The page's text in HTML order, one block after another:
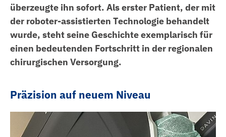
Magen und Darm
Nervensystem und Gehirn
Niere, Blase, Prostata
Schwangerschaft und Geburt
Facharztweiterbildung
Intensiv- und Anästhesiepflege
Notfallpflege
Onkologie
Praxisanleitung
Anpassungslehrgang
ACLS Kurse
Übersicht
Pflegefachfrau | Pflegefachmann
Pflegefachassistenz (PFA)
Operationstechnische Assistenz
Anästhesietechnische Assistenz
Medizinische Technologin | Medizinischer
Technologe für Radiologie (MTR)
Freiwilliges Soziales Jahr
Praktisches Jahr
Traineeprogramm
Medizinproduktesicherheit
Lieferkettensorgfaltspflichtengesetz
Krankenhauszukunftsgesetz
"NextGenerationEU"
überzeugte ihn sofort. Als erster Patient, der mit
der roboter-assistierten Technologie behandelt
wurde, steht seine Geschichte exemplarisch für
einen bedeutenden Fortschritt in der regionalen
chirurgischen Versorgung.
Präzision auf neuem Niveau